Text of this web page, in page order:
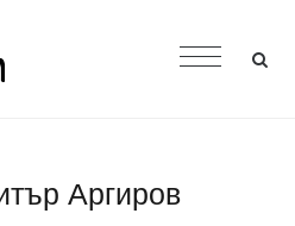
Аргиров